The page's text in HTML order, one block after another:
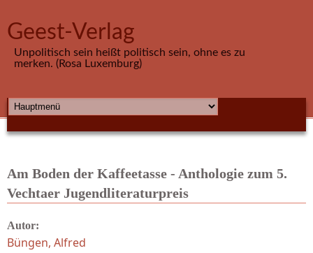
Geest-Verlag
Unpolitisch sein heißt politisch sein, ohne es zu
merken. (Rosa Luxemburg)
HAUPTMENÜ
Am Boden der Kaffeetasse - Anthologie zum 5.
Vechtaer Jugendliteraturpreis
Autor:
Büngen, Alfred